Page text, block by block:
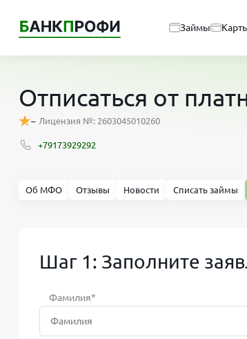
Займы
Отписаться от
– Лицензия №: 2603045010260
+79173929292
Об МФО Отзывы Новости Списать займы
Шаг 1: Заполните
Фамилия*